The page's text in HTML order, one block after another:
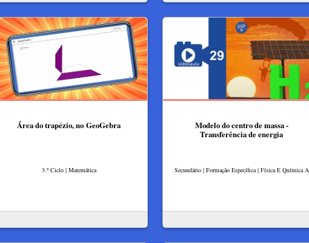
Área do trapézio, no GeoGebra
3.º Ciclo | Matemática
Modelo do centro de massa -
Transferência de energia
Secundário | Formação Específica | Física E Química A